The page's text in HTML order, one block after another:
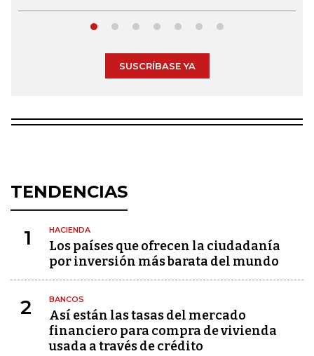
SUSCRÍBASE YA
TENDENCIAS
1 HACIENDA
Los países que ofrecen la ciudadanía
por inversión más barata del mundo
2 BANCOS
Así están las tasas del mercado
financiero para compra de vivienda
usada a través de crédito